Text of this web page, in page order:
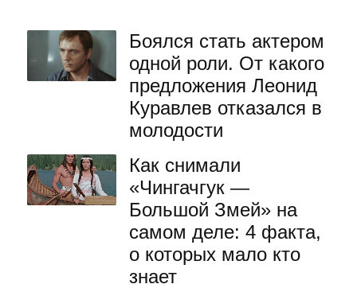
Боялся стать актером
одной роли. От какого
предложения Леонид
Куравлев отказался в
молодости
Как снимали
«Чингачгук —
Большой Змей» на
самом деле: 4 факта,
о которых мало кто
знает